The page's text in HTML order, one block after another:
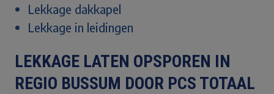
Lekkage dakkapel
Lekkage in leidingen
LEKKAGE LATEN OPSPOREN IN
REGIO BUSSUM DOOR PCS TOTAAL